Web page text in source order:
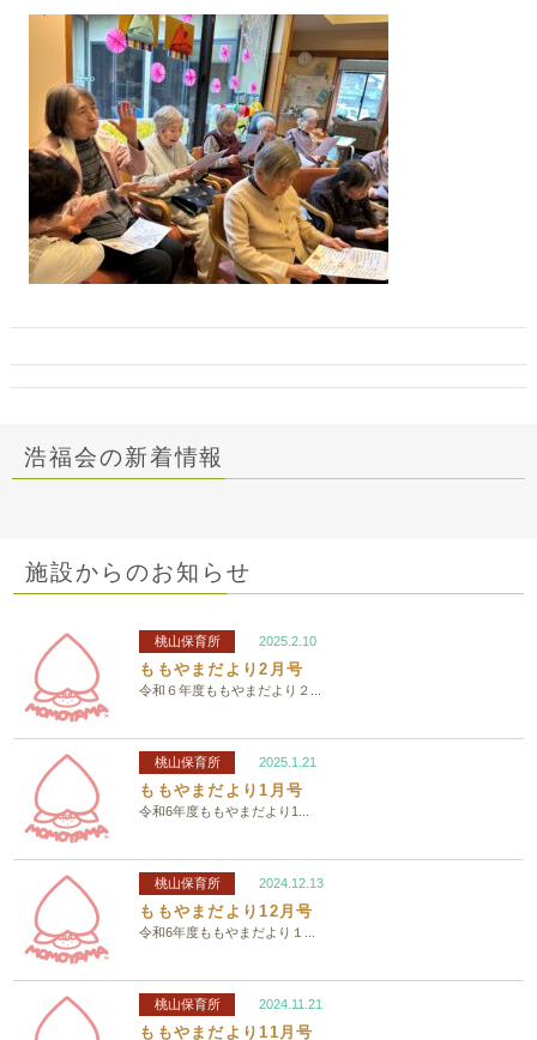
浩福会の新着情報
施設からのお知らせ
桃山保育所 2025.2.10
ももやまだより2月号
令和６年度ももやまだより２...
桃山保育所 2025.1.21
ももやまだより1月号
令和6年度ももやまだより1...
桃山保育所 2024.12.13
ももやまだより12月号
令和6年度ももやまだより１...
桃山保育所 2024.11.21
ももやまだより11月号